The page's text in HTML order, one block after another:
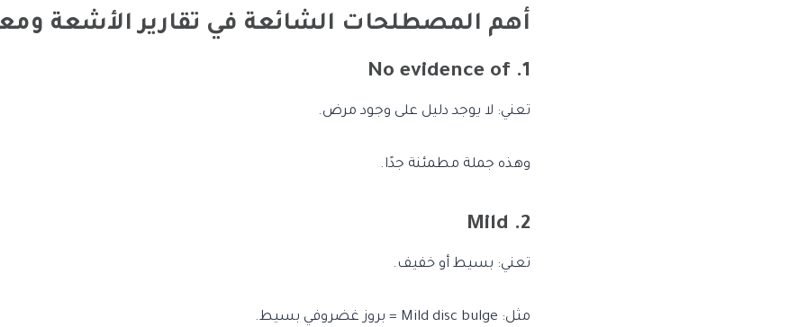
أهم المصطلحات الشائعة في تقارير الأشعة
1. No evidence of
تعني: لا يوجد دليل على وجود مرض.
وهذه جملة مطمئنة جدًا.
2. Mild
تعني: بسيط أو خفيف.
مثل: Mild disc bulge = بروز غضروفي بسيط.